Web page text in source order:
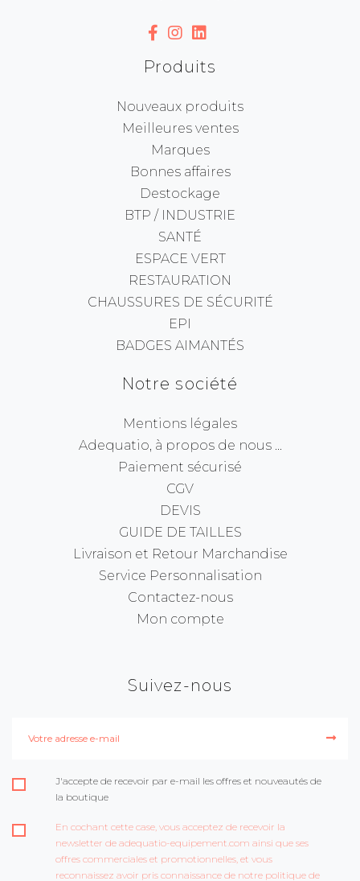
Produits
Nouveaux produits
Meilleures ventes
Marques
Bonnes affaires
Destockage
BTP / INDUSTRIE
SANTÉ
ESPACE VERT
RESTAURATION
CHAUSSURES DE SÉCURITÉ
EPI
BADGES AIMANTÉS
Notre société
Mentions légales
Adequatio, à propos de nous ...
Paiement sécurisé
CGV
DEVIS
GUIDE DE TAILLES
Livraison et Retour Marchandise
Service Personnalisation
Contactez-nous
Mon compte
Suivez-nous
J'accepte de recevoir par e-mail les offres et nouveautés de
la boutique
En cochant cette case, vous acceptez de recevoir la
newsletter de adequatio-equipement.com ainsi que ses
offres commerciales et promotionnelles, et vous
reconnaissez avoir pris connaissance de notre politique de